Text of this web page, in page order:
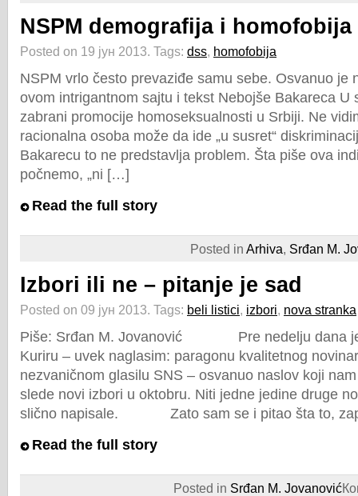
NSPM demografija i homofobija
Posted on 19 јун 2013. Tags: dss, homofobija
NSPM vrlo često prevaziđe samu sebe. Osvanuo je
ovom intrigantnom sajtu i tekst Nebojše Bakareca U
zabrani promocije homoseksualnosti u Srbiji. Ne
racionalna osoba može da ide „u susret“
Bakarecu to ne predstavlja problem. Šta piše ova
počnemo, „ni […]
Read the full story
Posted in Arhiva, Srđan M.
Izbori ili ne – pitanje je sad
Posted on 09 јун 2013. Tags: beli listici, izbori, nova stranka
Piše: Srđan M. Jovanović Pre nedelju dana
Kuriru – uvek naglasim: paragonu kvalitetnog
nezvaničnom glasilu SNS – osvanuo naslov koji
slede novi izbori u oktobru. Niti jedne jedine druge
slično napisale. Zato sam se i pitao šta to,
Read the full story
Posted in Srđan M. Jovanović